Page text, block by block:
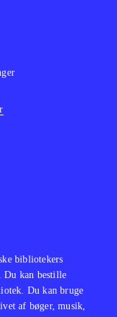
bibliotekers
Du kan bestille
Du kan bruge
af bøger, musik,